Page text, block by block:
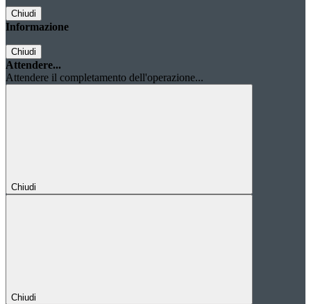
Chiudi
Informazione
Chiudi
Attendere...
Attendere il completamento dell'operazione...
Chiudi
Chiudi